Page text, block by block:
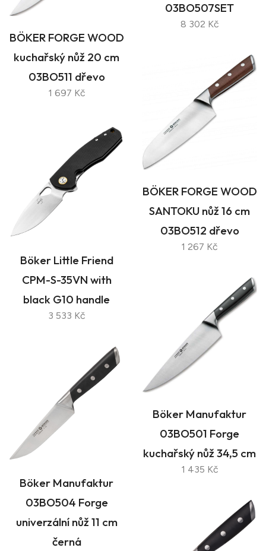
03BO507SET
8 302 Kč
BÖKER FORGE WOOD
kuchařský nůž 20 cm
03BO511 dřevo
1 697 Kč
BÖKER FORGE WOOD
SANTOKU nůž 16 cm
03BO512 dřevo
1 267 Kč
Böker Little Friend
CPM-S-35VN with
black G10 handle
3 533 Kč
Böker Manufaktur
03BO501 Forge
kuchařský nůž 34,5 cm
1 435 Kč
Böker Manufaktur
03BO504 Forge
univerzální nůž 11 cm
černá